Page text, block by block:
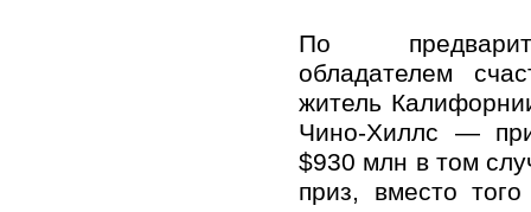
По
обладателем
житель
Чино-Хиллс —
$930 млн в том
приз, вместо